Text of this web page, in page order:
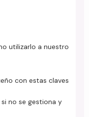
utilizarlo a nuestro
con estas claves
no se gestiona y